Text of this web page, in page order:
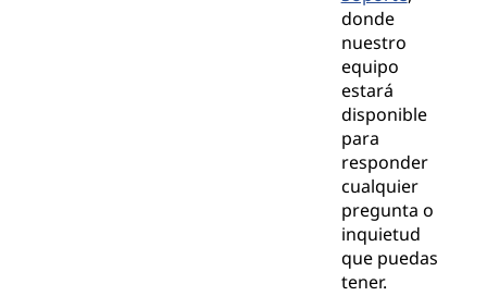
donde
nuestro
equipo
estará
disponible
para
responder
cualquier
pregunta o
inquietud
que puedas
tener.